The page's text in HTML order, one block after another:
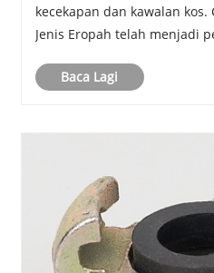
kecekapan dan kawalan
Jenis Eropah telah menjadi
kemudahan
Baca Lagi